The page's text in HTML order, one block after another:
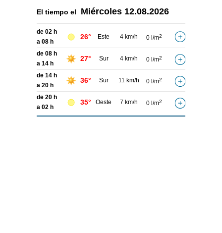
El tiempo el Miércoles 12.08.2026
de 02 h
a 08 h
26° Este 4 km/h 0 l/m2
de 08 h
a 14 h
27° Sur 4 km/h 0 l/m2
de 14 h
a 20 h
36° Sur 11 km/h 0 l/m2
de 20 h
a 02 h
35° Oeste 7 km/h 0 l/m2